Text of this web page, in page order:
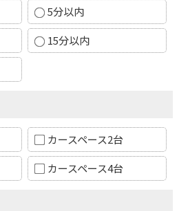
5分以内
15分以内
カースペース2台
カースペース4台